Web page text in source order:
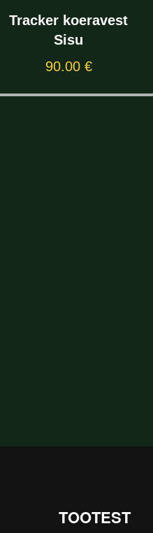
Tracker koeravest
Sisu
90.00 €
TOOTEST